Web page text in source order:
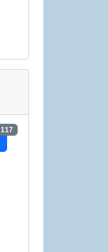
117